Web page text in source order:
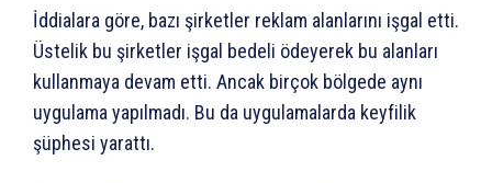
İddialara göre, bazı şirketler reklam alanlarını işgal etti.
Üstelik bu şirketler işgal bedeli ödeyerek bu alanları
kullanmaya devam etti. Ancak birçok bölgede aynı
uygulama yapılmadı. Bu da uygulamalarda keyfilik
şüphesi yarattı.